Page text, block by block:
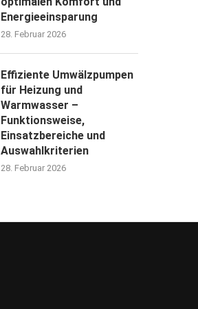
Energieeinsparung
28. Februar 2026
Effiziente Umwälzpumpen
für Heizung und
Warmwasser –
Funktionsweise,
Einsatzbereiche und
Auswahlkriterien
28. Februar 2026